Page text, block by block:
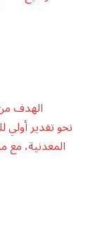
الهدف
المعدنية، مع